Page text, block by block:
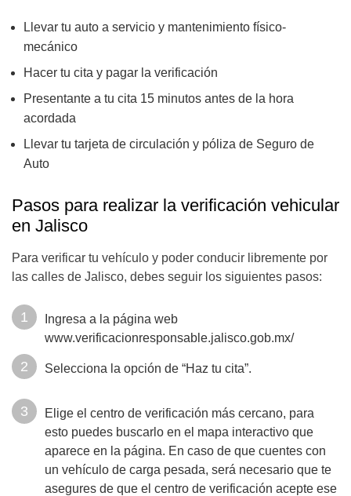
Llevar tu auto a servicio y mantenimiento físico-
mecánico
Hacer tu cita y pagar la verificación
Presentante a tu cita 15 minutos antes de la hora
acordada
Llevar tu tarjeta de circulación y póliza de Seguro de
Auto
Pasos para realizar la verificación vehicular
en Jalisco
Para verificar tu vehículo y poder conducir libremente por
las calles de Jalisco, debes seguir los siguientes pasos:
Ingresa a la página web
www.verificacionresponsable.jalisco.gob.mx/
Selecciona la opción de “Haz tu cita”.
Elige el centro de verificación más cercano, para
esto puedes buscarlo en el mapa interactivo que
aparece en la página. En caso de que cuentes con
un vehículo de carga pesada, será necesario que te
asegures de que el centro de verificación acepte ese